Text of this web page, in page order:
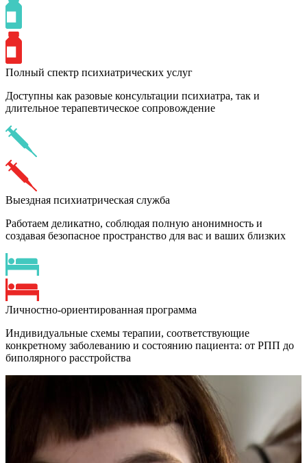
Полный спектр психиатрических услуг
Доступны как разовые консультации психиатра, так и
длительное терапевтическое сопровождение
Выездная психиатрическая служба
Работаем деликатно, соблюдая полную анонимность и
создавая безопасное пространство для вас и ваших близких
Личностно-ориентированная программа
Индивидуальные схемы терапии, соответствующие
конкретному заболеванию и состоянию пациента: от РПП до
биполярного расстройства